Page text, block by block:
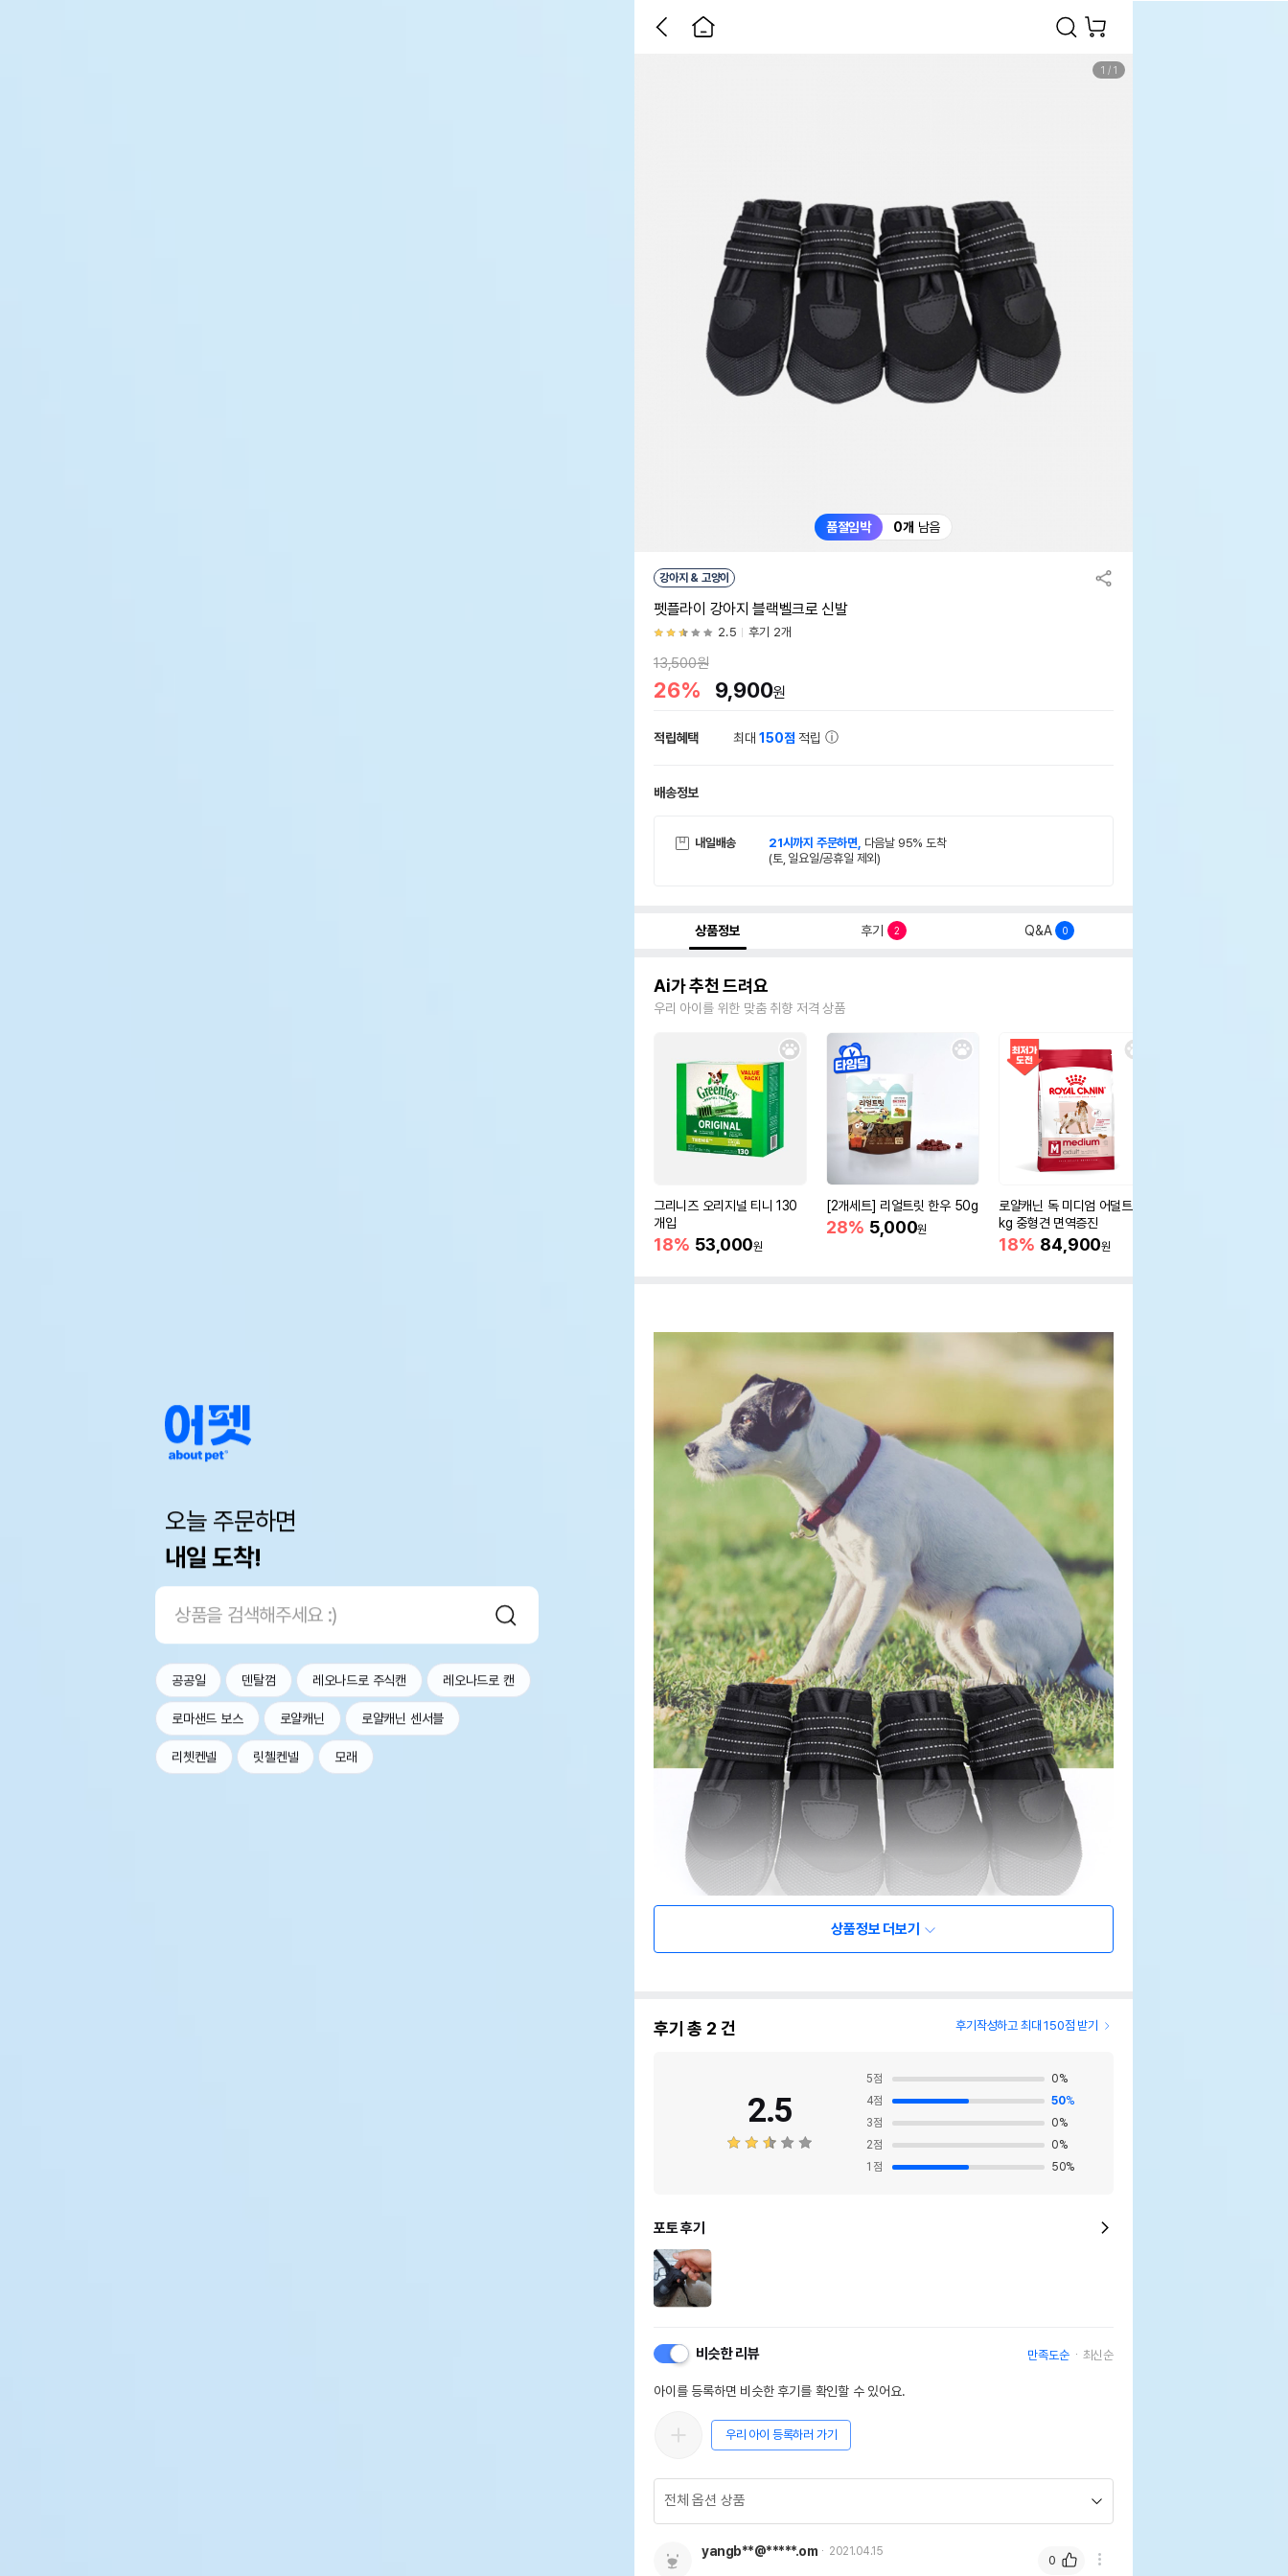
오늘 주문하면
내일 도착!
공공일 덴탈껌 레오나드로 주식캔 레오나드로 캔
로마샌드 보스 로얄캐닌 로얄캐닌 센서블
리쳇켄넬 릿첼켄넬 모래
품절임박 0개 남음
1 / 1
강아지 & 고양이
펫플라이 강아지 블랙벨크로 신발
2.5 후기 2개
13,500원
26% 9,900원
적립혜택 최대150점 적립
배송정보
내일배송 21시까지 주문하면, 다음날 95% 도착
(토, 일요일/공휴일 제외)
상품정보 후기 2 Q&A 0
Ai가 추천 드려요
우리 아이를 위한 맞춤 취향 저격 상품
그리니즈 오리지널 티니 130
개입
18% 53,000원
[2개세트] 리얼트릿 한우 50g
28% 5,000원
로얄캐닌 독 미디엄 어덜트 10
kg 중형견 면역증진
18% 84,900원
상품정보 더보기
후기 총 2 건 후기작성하고 최대 150점 받기
2.5
5점 0%
4점 50%
3점 0%
2점 0%
1 점 50%
포토 후기
비슷한 리뷰 만족도순 최신순
아이를 등록하면 비슷한 후기를 확인할 수 있어요.
우리 아이 등록하러 가기
yangb**@*****.om 2021.04.15
0